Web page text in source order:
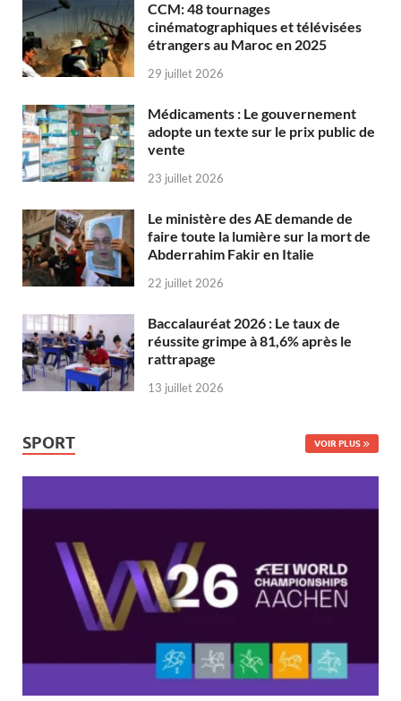
CCM: 48 tournages
cinématographiques et télévisées
étrangers au Maroc en 2025
29 juillet 2026
Médicaments : Le gouvernement
adopte un texte sur le prix public de
vente
23 juillet 2026
Le ministère des AE demande de
faire toute la lumière sur la mort de
Abderrahim Fakir en Italie
22 juillet 2026
Baccalauréat 2026 : Le taux de
réussite grimpe à 81,6% après le
rattrapage
13 juillet 2026
SPORT VOIR PLUS